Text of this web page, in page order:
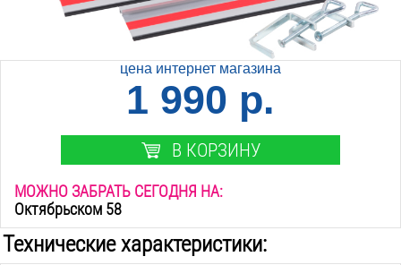
цена интернет магазина
1 990 р.
В КОРЗИНУ
МОЖНО ЗАБРАТЬ СЕГОДНЯ НА:
Октябрьском 58
Технические характеристики: